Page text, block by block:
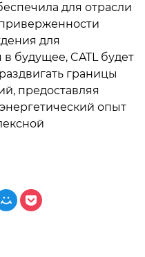
для отрасли
для
будущее, CATL будет
границы
предоставляя
опыт